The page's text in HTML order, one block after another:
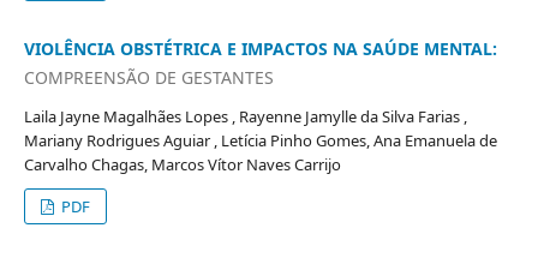
VIOLÊNCIA OBSTÉTRICA E IMPACTOS NA SAÚDE MENTAL:
COMPREENSÃO DE GESTANTES
Laila Jayne Magalhães Lopes , Rayenne Jamylle da Silva Farias ,
Mariany Rodrigues Aguiar , Letícia Pinho Gomes, Ana Emanuela de
Carvalho Chagas, Marcos Vítor Naves Carrijo
PDF